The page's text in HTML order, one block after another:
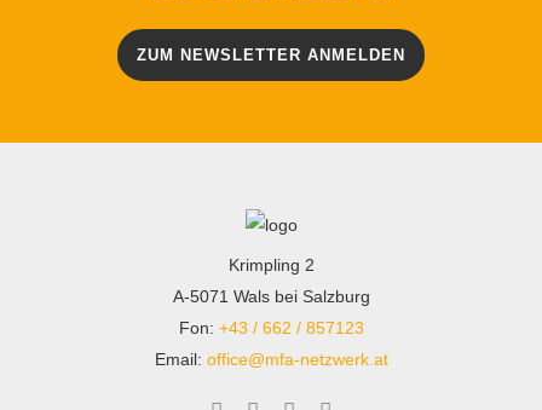
ZUM NEWSLETTER ANMELDEN
Krimpling 2
A-5071 Wals bei Salzburg
Fon: +43 / 662 / 857123
Email: office@mfa-netzwerk.at